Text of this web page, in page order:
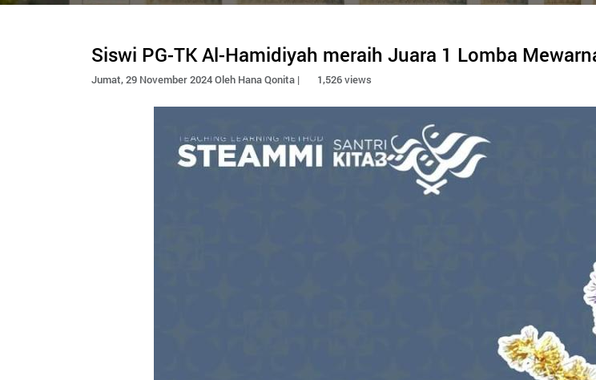
Siswi PG-TK Al-Hamidiyah meraih Juara 1 Lomba
Jumat, 29 November 2024 Oleh Hana Qonita | 1,526 views